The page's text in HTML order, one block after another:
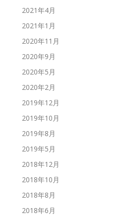
2021年4月
2021年1月
2020年11月
2020年9月
2020年5月
2020年2月
2019年12月
2019年10月
2019年8月
2019年5月
2018年12月
2018年10月
2018年8月
2018年6月